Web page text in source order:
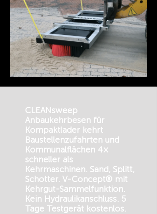
CLEANsweep
Anbaukehrbesen für
Kompaktlader kehrt
Baustellenzufahrten und
Kommunalflächen 4×
schneller als
Kehrmaschinen. Sand, Splitt,
Schotter. V-Concept® mit
Kehrgut-Sammelfunktion.
Kein Hydraulikanschluss. 5
Tage Testgerät kostenlos.